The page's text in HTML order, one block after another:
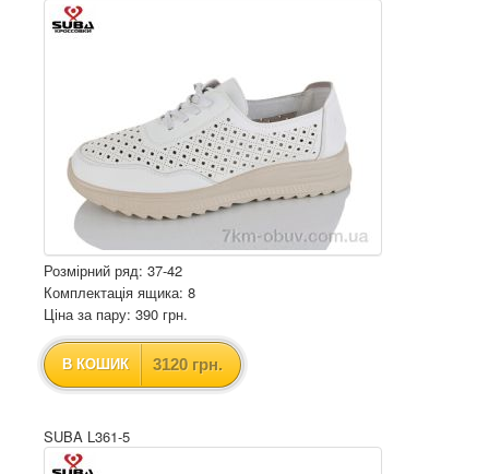
Розмірний ряд: 37-42
Комплектація ящика: 8
Ціна за пару: 390 грн.
В КОШИК 3120 грн.
SUBA L361-5